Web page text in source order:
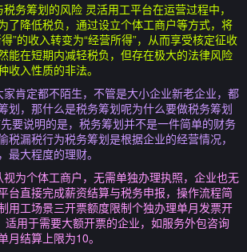
务筹划的风险 灵活用工平台在运营过程中，
了降低税负，通过设立个体工商户等方式，将
”的收入转变为“经营所得”，从而享受核定征收
能在短期内减轻税负，但存在极大的法律风险
收入性质的非法。
肯定都不陌生，不管是大小企业新老企业，都
划，那什么是税务筹划呢为什么要做税务筹划
要说明的是，税务筹划并不是一件简单的财务
税漏税行为税务筹划是根据企业的经营情况，
最大程度的理财。
为个体工商户，无需单独办理执照，企业也无
台直接完成薪资结算与税务申报，操作流程简
用工场景三开票额度限制个独办理单月发票开
适用于需要大额开票的企业，如服务外包咨询
月结算上限为10。